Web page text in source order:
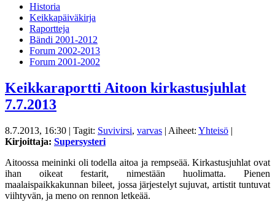
Historia
Keikkapäiväkirja
Raportteja
Bändi 2001-2012
Forum 2002-2013
Forum 2001-2002
Keikkaraportti Aitoon kirkastusjuhlat
7.7.2013
8.7.2013, 16:30 | Tagit: Suvivirsi, varvas | Aiheet: Yhteisö |
Kirjoittaja: Supersysteri
Aitoossa meininki oli todella aitoa ja rempseää. Kirkastusjuhlat ovat
ihan oikeat festarit, nimestään huolimatta. Pienen
maalaispaikkakunnan bileet, jossa järjestelyt sujuvat, artistit tuntuvat
viihtyvän, ja meno on rennon letkeää.